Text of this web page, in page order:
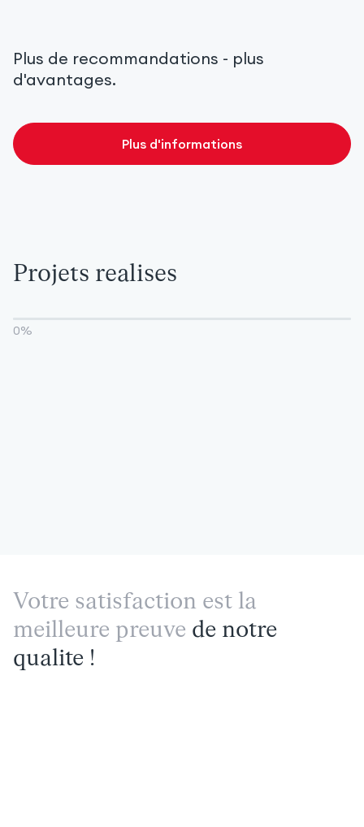
Plus de recommandations - plus
d'avantages.
Plus d'informations
Projets realises
0%
Votre satisfaction est la
meilleure preuve de notre
qualite !